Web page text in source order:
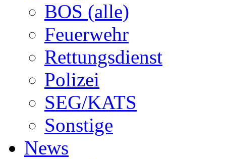
BOS (alle)
Feuerwehr
Rettungsdienst
Polizei
SEG/KATS
Sonstige
News